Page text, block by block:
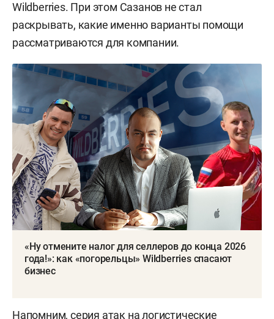
Wildberries. При этом Сазанов не стал
раскрывать, какие именно варианты помощи
рассматриваются для компании.
«Ну отмените налог для селлеров до конца 2026
года!»: как «погорельцы» Wildberries спасают
бизнес
Напомним, серия атак на логистические